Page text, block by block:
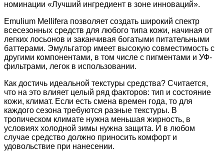
номинации «Лучший ингредиент в зоне инноваций».
Emulium Mellifera позволяет создать широкий спектр
всесезонных средств для любого типа кожи, начиная от
легких лосьонов и заканчивая богатыми питательными
баттерами. Эмульгатор имеет высокую совместимость с
другими компонентами, в том числе с пигментами и УФ-
фильтрами, легок в использовании.
Как достичь идеальной текстуры средства? Считается,
что на это влияет целый ряд факторов: тип и состояние
кожи, климат. Если есть смена времен года, то для
каждого сезона требуются разные текстуры. В
тропическом климате нужна меньшая жирность, в
условиях холодной зимы нужна защита. И в любом
случае средство должно приносить комфорт и
удовольствие при нанесении.